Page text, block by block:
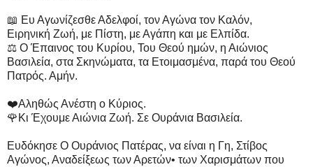
📖 Ευ Αγωνίζεσθε Αδελφοί, τον Αγώνα τον Καλόν,
Ειρηνική Ζωή, με Πίστη, με Αγάπη και με Ελπίδα.
⚖️ Ο Έπαινος του Κυρίου, Του Θεού ημών, η Αιώνιος
Βασιλεία, στα Σκηνώματα, τα Ετοιμασμένα, παρά του Θεού
Πατρός. Αμήν.
❤️Αληθώς Ανέστη ο Κύριος.
🌹Κι Έχουμε Αιώνια Ζωή. Σε Ουράνια Βασιλεία.
Ευδόκησε Ο Ουράνιος Πατέρας, να είναι η Γη, Στίβος
Αγώνος, Αναδείξεως των Αρετών• των Χαρισμάτων που